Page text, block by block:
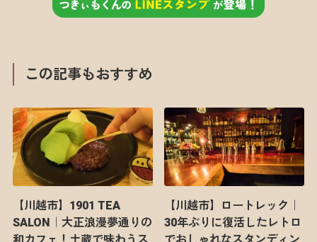
この記事もおすすめ
【川越市】1901 TEA
SALON｜大正浪漫夢通りの
【川越市】ロートレック｜
30年ぶりに復活したレトロ